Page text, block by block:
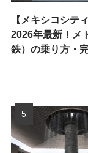
【メキシコシテ
2026年最新！メ
鉄）の乗り方・